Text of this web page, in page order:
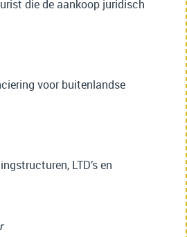
die de aankoop juridisch
voor buitenlandse
LTD’s en